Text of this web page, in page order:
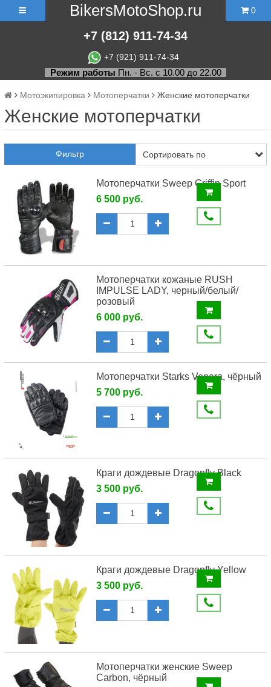
BikersMotoShop.ru
+7 (812) 911-74-34
+7 (921) 911-74-34
0
Режим работы Пн. - Вс. с 10.00 до 22.00
Мотоэкипировка Мотоперчатки Женские мотоперчатки
Женские мотоперчатки
Фильтр
Мотоперчатки Sweep Griffin Sport
6 500 руб.
Мотоперчатки кожаные RUSH
IMPULSE LADY, черный/белый/
розовый
6 000 руб.
Мотоперчатки Starks Venera, чёрный
5 700 руб.
Краги дождевые Dragonfly Black
3 500 руб.
Краги дождевые Dragonfly Yellow
3 500 руб.
Мотоперчатки женские Sweep
Carbon, чёрный